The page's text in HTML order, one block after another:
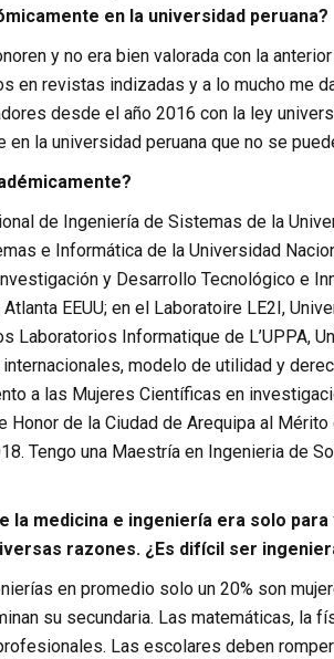
en la universidad peruana?
y no era bien valorada con la
en revistas indizadas y a lo mucho me
desde el año 2016 con la ley
la universidad peruana que no se
de Ingeniería de Sistemas de la
e Informática de la Universidad
y Desarrollo Tecnológico e
EEUU; en el Laboratoire LE2I,
Laboratorios Informatique de L’UPPA,
modelo de utilidad y
a las Mujeres Científicas en
Honor de la Ciudad de Arequipa al
Tengo una Maestría en Ingenieria de
la medicina e ingeniería era solo
razones. ¿Es difícil ser
en promedio solo un 20% son
su secundaria. Las matemáticas, la
Las escolares deben